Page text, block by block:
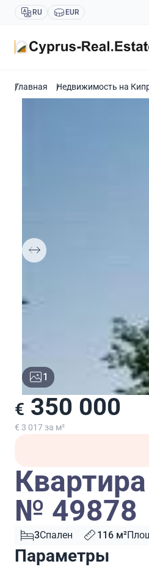
RU EUR
Главная Недвижимость на
1
€ 350 000
€ 3 017 за м²
№ 49878
3Спален 116 м²
Параметры